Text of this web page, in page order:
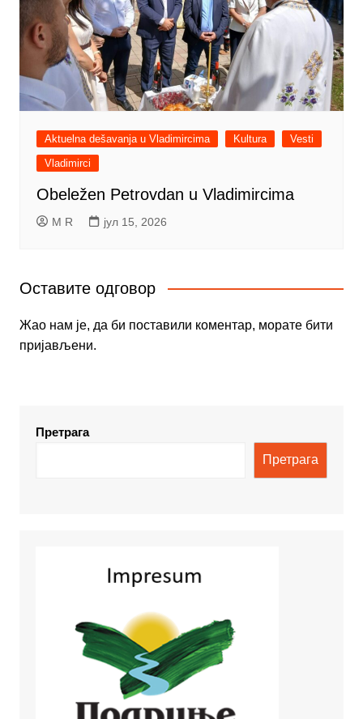
Aktuelna dešavanja u Vladimircima Kultura
Vesti
Vladimirci
Obeležen Petrovdan u Vladimircima
M R јул 15, 2026
Оставите одговор
Жао нам је, да би поставили коментар, морате бити
пријављени.
Претрага
Претрага